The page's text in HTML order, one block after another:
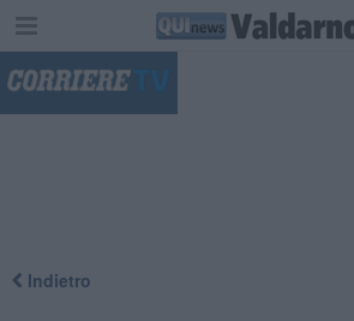
Indietro